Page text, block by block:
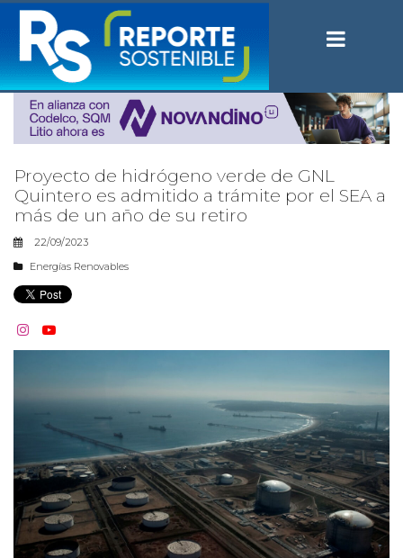
Proyecto de hidrógeno verde de GNL
Quintero es admitido a trámite por el SEA a
más de un año de su retiro
22/09/2023
Energías Renovables
 